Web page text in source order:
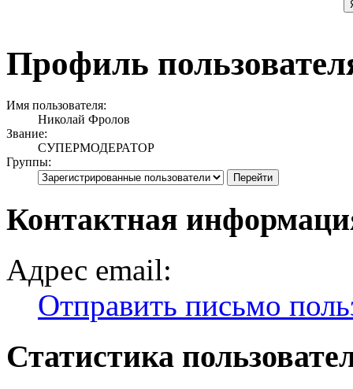
Профиль
Имя пользователя:
Николай Фролов
Звание:
СУПЕРМОДЕРАТОР
Группы:
Контактная
Адрес email:
Отправить письмо
Статистика